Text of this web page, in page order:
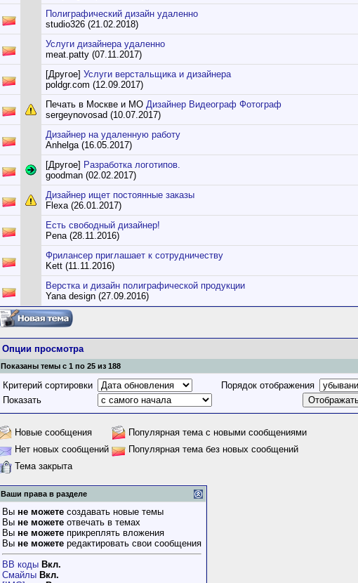
Полиграфический дизайн удаленно
studio326 (21.02.2018)
Услуги дизайнера удаленно
meat.patty (07.11.2017)
[Другое] Услуги верстальщика и дизайнера
poldgr.com (12.09.2017)
Печать в Москве и МО Дизайнер Видеограф Фотограф
sergeynovosad (10.07.2017)
Дизайнер на удаленную работу
Anhelga (16.05.2017)
[Другое] Разработка логотипов.
goodman (02.02.2017)
Дизайнер ищет постоянные заказы
Flexa (26.01.2017)
Есть свободный дизайнер!
Pena (28.11.2016)
Фрилансер приглашает к сотрудничеству
Kett (11.11.2016)
Верстка и дизайн полиграфической продукции
Yana design (27.09.2016)
Опции просмотра
Показаны темы с 1 по 25 из 188
Критерий сортировки
Порядок отображения
Показать
Новые сообщения
Популярная тема с новыми сообщениями
Нет новых сообщений
Популярная тема без новых сообщений
Тема закрыта
Ваши права в разделе
Вы не можете создавать новые темы
Вы не можете отвечать в темах
Вы не можете прикреплять вложения
Вы не можете редактировать свои сообщения
BB коды Вкл.
Смайлы Вкл.